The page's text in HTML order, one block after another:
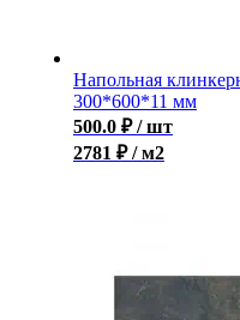
Напольная
300*600*11 мм
500.0 ₽ / шт
2781 ₽ / м2